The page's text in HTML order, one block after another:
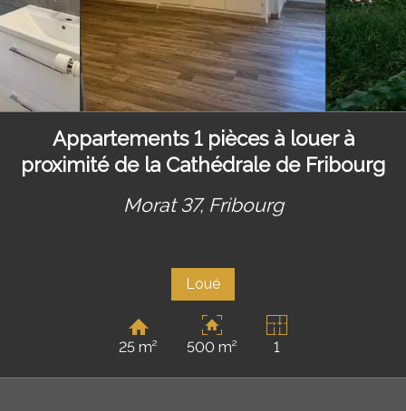
Appartements 1 pièces à louer à
proximité de la Cathédrale de Fribourg
Morat 37, Fribourg
Loué
25 m² 500 m² 1